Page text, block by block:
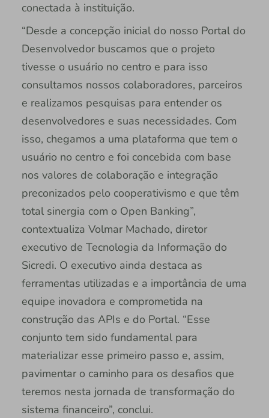
conectada à instituição.
“Desde a concepção inicial do nosso Portal do
Desenvolvedor buscamos que o projeto
tivesse o usuário no centro e para isso
consultamos nossos colaboradores, parceiros
e realizamos pesquisas para entender os
desenvolvedores e suas necessidades. Com
isso, chegamos a uma plataforma que tem o
usuário no centro e foi concebida com base
nos valores de colaboração e integração
preconizados pelo cooperativismo e que têm
total sinergia com o Open Banking”,
contextualiza Volmar Machado, diretor
executivo de Tecnologia da Informação do
Sicredi. O executivo ainda destaca as
ferramentas utilizadas e a importância de uma
equipe inovadora e comprometida na
construção das APIs e do Portal. “Esse
conjunto tem sido fundamental para
materializar esse primeiro passo e, assim,
pavimentar o caminho para os desafios que
teremos nesta jornada de transformação do
sistema financeiro”, conclui.